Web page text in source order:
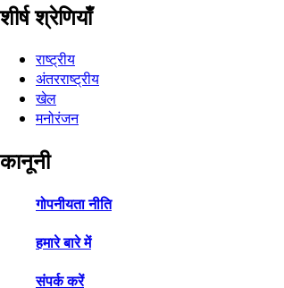
शीर्ष श्रेणियाँ
राष्ट्रीय
अंतरराष्ट्रीय
खेल
मनोरंजन
कानूनी
गोपनीयता नीति
हमारे बारे में
संपर्क करें